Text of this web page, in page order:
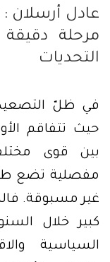
عادل أرسلان :
مرحلة
التحديات
في ظلّ
حيث تتفاقم
بين قوى
مفصلية تضع
غير مسبوقة.
كبير خلال
السياسية